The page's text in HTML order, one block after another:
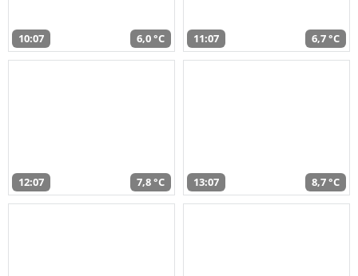
10:07 6,0 °C 11:07 6,7 °C
12:07 7,8 °C 13:07 8,7 °C